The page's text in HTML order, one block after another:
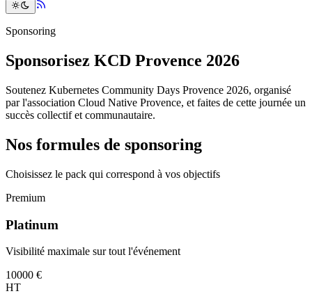
Sponsoring
Sponsorisez KCD Provence 2026
Soutenez Kubernetes Community Days Provence 2026, organisé
par l'association Cloud Native Provence, et faites de cette journée un
succès collectif et communautaire.
Nos formules de sponsoring
Choisissez le pack qui correspond à vos objectifs
Premium
Platinum
Visibilité maximale sur tout l'événement
10000 €
HT